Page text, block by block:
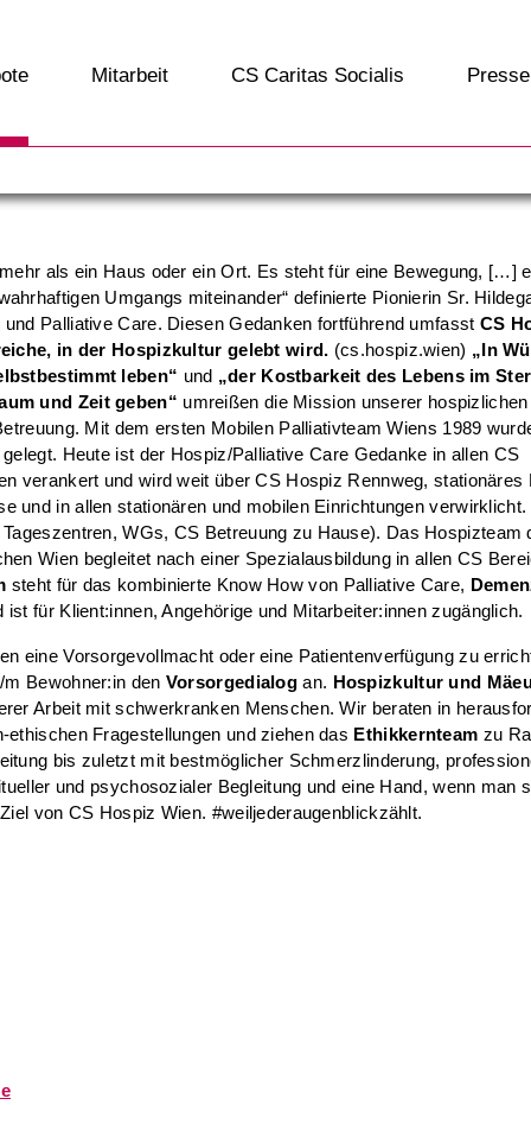
Mitarbeit CS Caritas Socialis Presse
als ein Haus oder ein Ort. Es steht für eine Bewegung, […]
Umgangs miteinander“ definierte Pionierin Sr.
Palliative Care. Diesen Gedanken fortführend umfasst CS
in der Hospizkultur gelebt wird. (cs.hospiz.wien) „In
leben“ und „der Kostbarkeit des Lebens im
und Zeit geben“ umreißen die Mission unserer hospizlichen
Mit dem ersten Mobilen Palliativteam Wiens 1989
Heute ist der Hospiz/Palliative Care Gedanke in allen CS
verankert und wird weit über CS Hospiz Rennweg, stationäres
und in allen stationären und mobilen Einrichtungen verwirklicht.
WGs, CS Betreuung zu Hause). Das Hospizteam
Wien begleitet nach einer Spezialausbildung in allen CS
steht für das kombinierte Know How von Palliative Care,
ist für Klient:innen, Angehörige und Mitarbeiter:innen zugänglich.
eine Vorsorgevollmacht oder eine Patientenverfügung zu
m Bewohner:in den Vorsorgedialog an. Hospizkultur und
Arbeit mit schwerkranken Menschen. Wir beraten in
ethischen Fragestellungen und ziehen das Ethikkernteam zu
bis zuletzt mit bestmöglicher Schmerzlinderung,
und psychosozialer Begleitung und eine Hand, wenn man
von CS Hospiz Wien. #weiljederaugenblickzählt.